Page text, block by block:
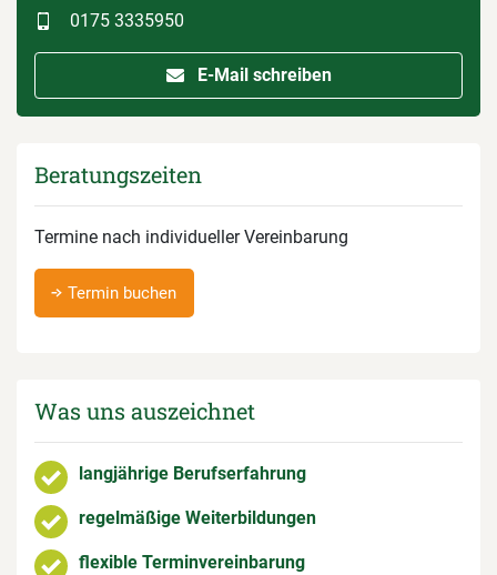
0175 3335950
E-Mail schreiben
Beratungszeiten
Termine nach individueller Vereinbarung
Termin buchen
Was uns auszeichnet
langjährige Berufserfahrung
regelmäßige Weiterbildungen
flexible Terminvereinbarung